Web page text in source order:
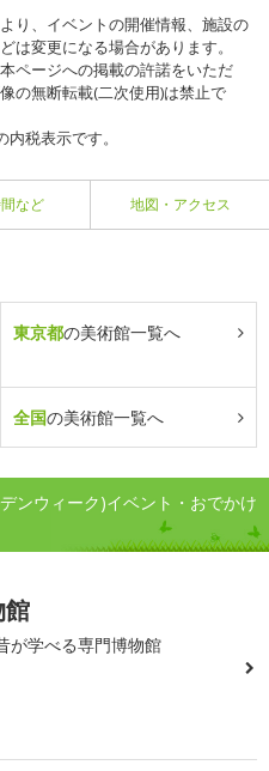
り、イベントの開催情報、施設の
は変更になる場合があります。
ページへの掲載の許諾をいただ
の無断転載(二次使用)は禁止で
税表示です。
など 地図・アクセス
東京都の美術館一覧へ
全国の美術館一覧へ
ンウィーク)イベント・おでかけ
館
が学べる専門博物館